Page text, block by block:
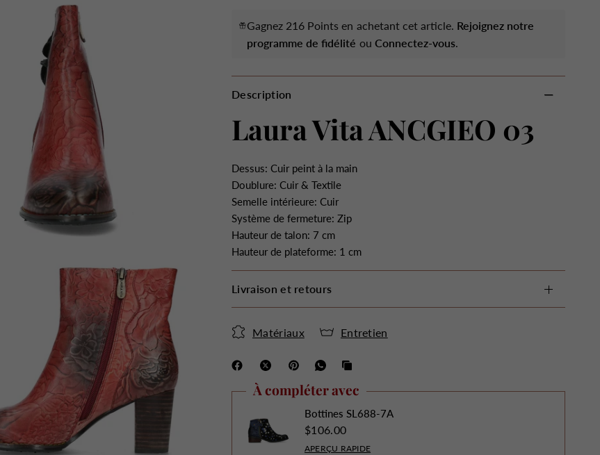
Gagnez 216 Points en achetant cet article. Rejoignez notre
programme de fidélité ou Connectez-vous.
Description
Laura Vita ANCGIEO 03
Dessus: Cuir peint à la main
Doublure: Cuir & Textile
Semelle intérieure: Cuir
Système de fermeture: Zip
Hauteur de talon: 7 cm
Hauteur de plateforme: 1 cm
Livraison et retours
Matériaux Entretien
À compléter avec
Bottines SL688-7A
$106.00
APERÇU RAPIDE